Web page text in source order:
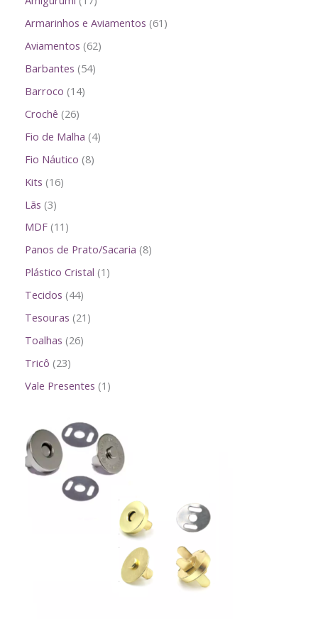
Armarinhos e Aviamentos 61
Aviamentos 62
Barbantes 54
Barroco 14
Crochê 26
Fio de Malha 4
Fio Náutico 8
Kits 16
Lãs 3
MDF 11
Panos de Prato/Sacaria 8
Plástico Cristal 1
Tecidos 44
Tesouras 21
Toalhas 26
Tricô 23
Vale Presentes 1